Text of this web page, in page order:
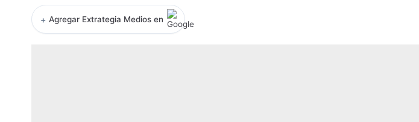
+ Agregar Extrategia Medios en